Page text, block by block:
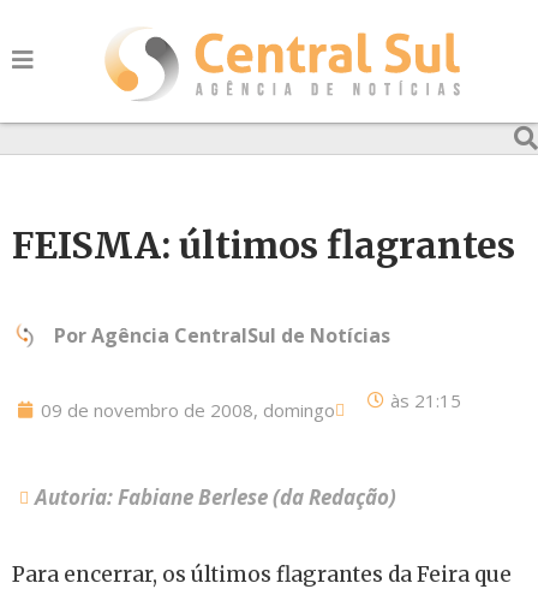
FEISMA: últimos flagrantes
PorAgência CentralSul de Notícias
09 de novembro de 2008, domingo às 21:15
Autoria: Fabiane Berlese (da Redação)
Para encerrar, os últimos flagrantes da Feira que